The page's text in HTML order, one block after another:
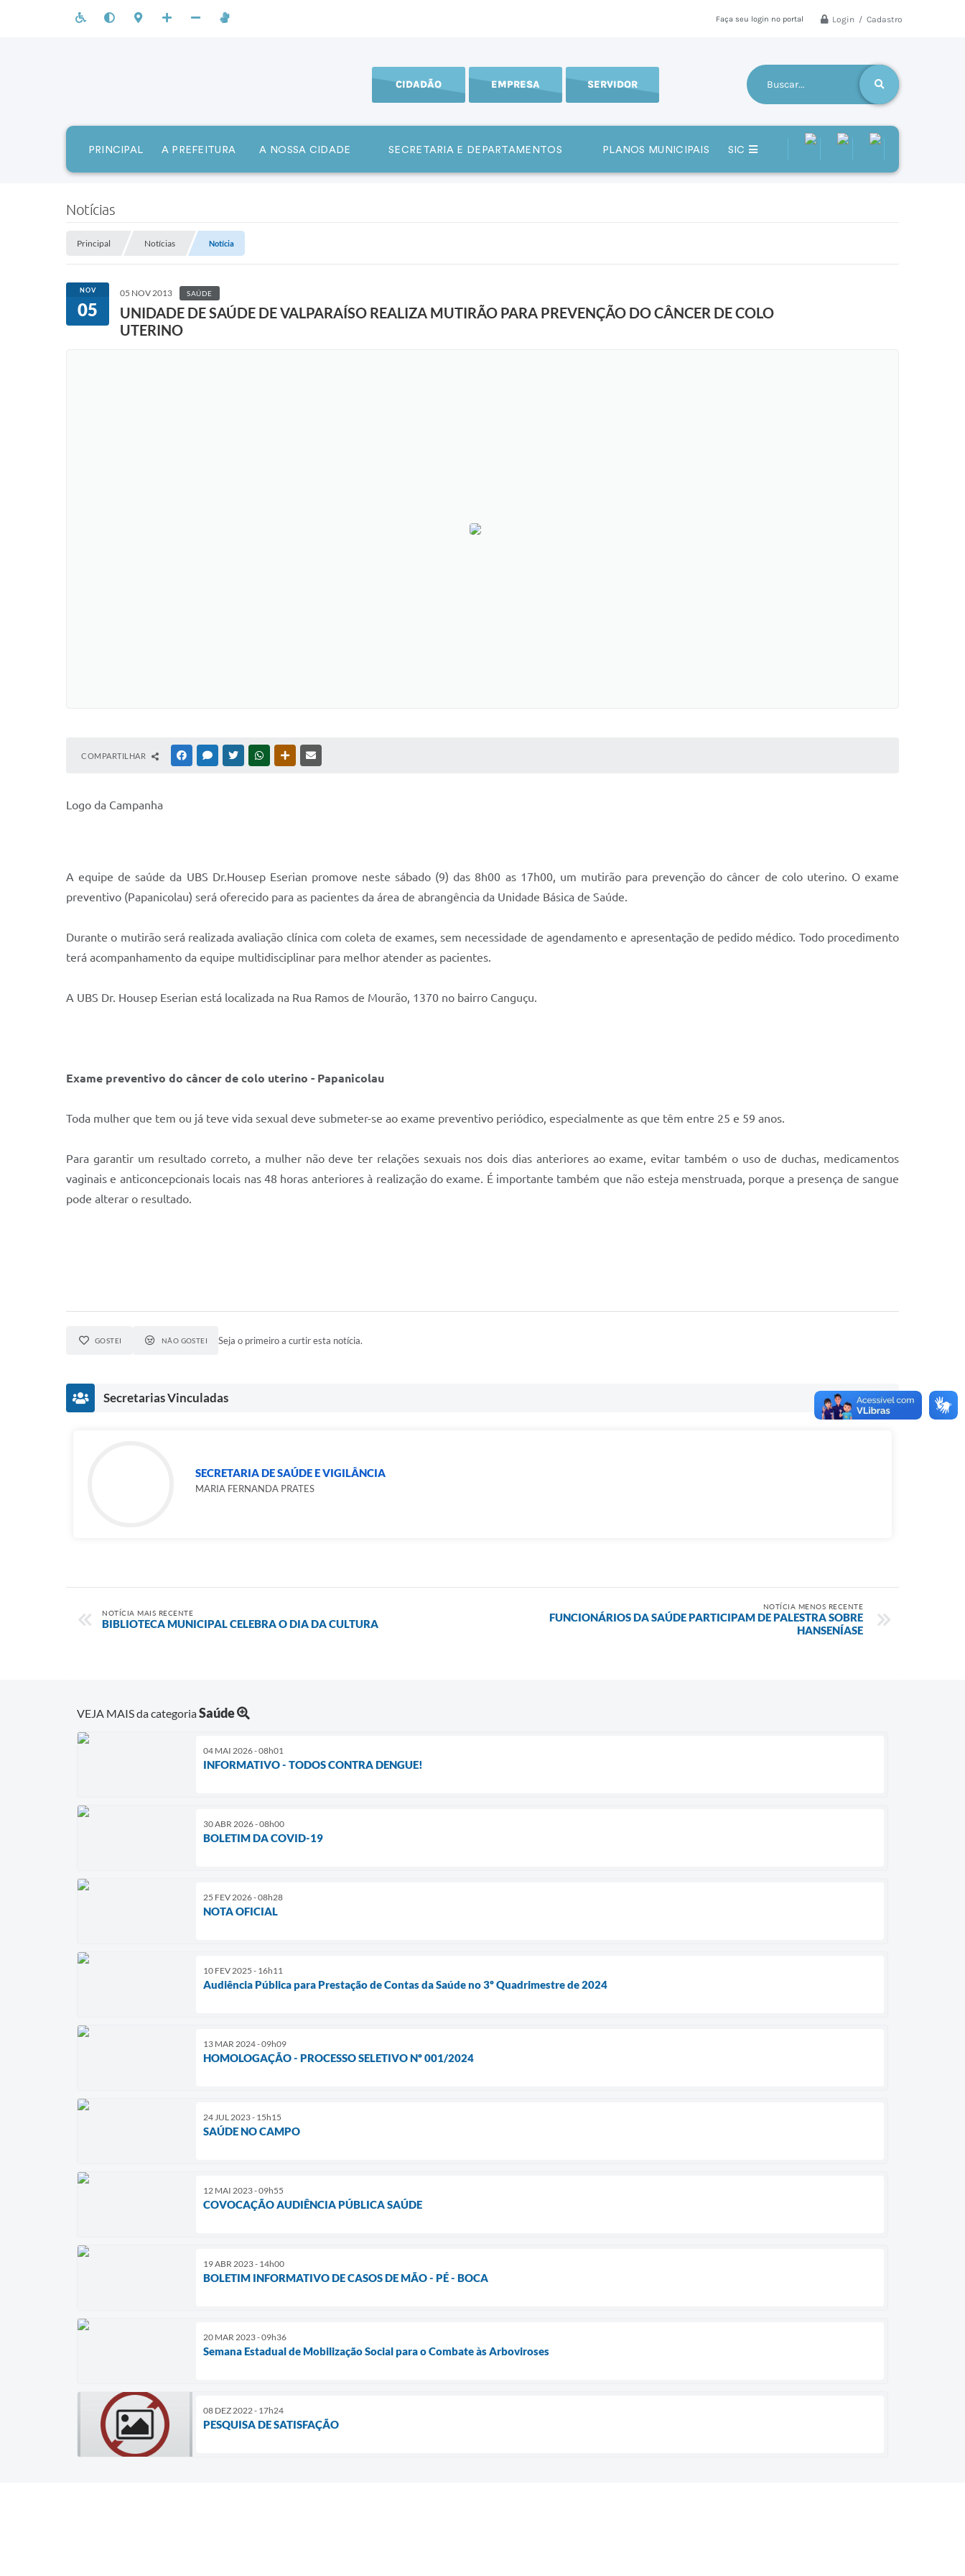
Faça seu login no portal Login / Cadastro
CIDADÃO EMPRESA SERVIDOR
PRINCIPAL A PREFEITURA A NOSSA CIDADE SECRETARIA E DEPARTAMENTOS PLANOS MUNICIPAIS SIC
Notícias
Principal Notícias Notícia
NOV
05
05 NOV 2013 SAÚDE
UNIDADE DE SAÚDE DE VALPARAÍSO REALIZA MUTIRÃO PARA PREVENÇÃO DO CÂNCER DE COLO
UTERINO
COMPARTILHAR FACEBOOKMESSENGER
TWITTERWHATSAPPOUTRAS MÍDIAS
Logo da Campanha
A equipe de saúde da UBS Dr.Housep Eserian promove neste sábado (9) das 8h00 as 17h00, um mutirão para prevenção do câncer de colo uterino. O exame
preventivo (Papanicolau) será oferecido para as pacientes da área de abrangência da Unidade Básica de Saúde.
Durante o mutirão será realizada avaliação clínica com coleta de exames, sem necessidade de agendamento e apresentação de pedido médico. Todo procedimento
terá acompanhamento da equipe multidisciplinar para melhor atender as pacientes.
A UBS Dr. Housep Eserian está localizada na Rua Ramos de Mourão, 1370 no bairro Canguçu.
Exame preventivo do câncer de colo uterino - Papanicolau
Toda mulher que tem ou já teve vida sexual deve submeter-se ao exame preventivo periódico, especialmente as que têm entre 25 e 59 anos.
Para garantir um resultado correto, a mulher não deve ter relações sexuais nos dois dias anteriores ao exame, evitar também o uso de duchas, medicamentos
vaginais e anticoncepcionais locais nas 48 horas anteriores à realização do exame. É importante também que não esteja menstruada, porque a presença de sangue
pode alterar o resultado.
GOSTEI NÃO GOSTEI Seja o primeiro a curtir esta notícia.
Secretarias Vinculadas
SECRETARIA DE SAÚDE E VIGILÂNCIA
MARIA FERNANDA PRATES
NOTÍCIA MAIS RECENTE
BIBLIOTECA MUNICIPAL CELEBRA O DIA DA CULTURA
NOTÍCIA MENOS RECENTE
FUNCIONÁRIOS DA SAÚDE PARTICIPAM DE PALESTRA SOBRE
HANSENÍASE
VEJA MAIS da categoriaSaúde
04 MAI 2026 - 08h01
INFORMATIVO - TODOS CONTRA DENGUE!
30 ABR 2026 - 08h00
BOLETIM DA COVID-19
25 FEV 2026 - 08h28
NOTA OFICIAL
10 FEV 2025 - 16h11
Audiência Pública para Prestação de Contas da Saúde no 3º Quadrimestre de 2024
13 MAR 2024 - 09h09
HOMOLOGAÇÃO - PROCESSO SELETIVO Nº 001/2024
24 JUL 2023 - 15h15
SAÚDE NO CAMPO
12 MAI 2023 - 09h55
COVOCAÇÃO AUDIÊNCIA PÚBLICA SAÚDE
19 ABR 2023 - 14h00
BOLETIM INFORMATIVO DE CASOS DE MÃO - PÉ - BOCA
20 MAR 2023 - 09h36
Semana Estadual de Mobilização Social para o Combate às Arboviroses
08 DEZ 2022 - 17h24
PESQUISA DE SATISFAÇÃO